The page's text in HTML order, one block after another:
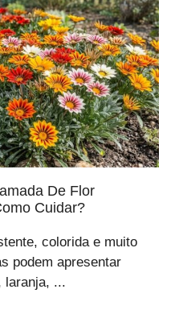
De Flor
Cuidar?
colorida e muito
podem apresentar
laranja, ...